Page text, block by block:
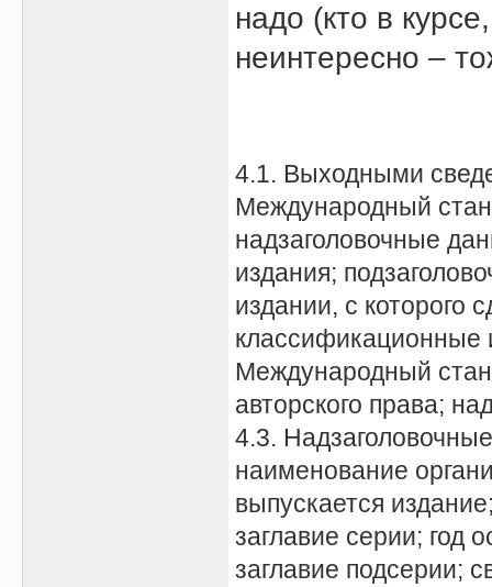
надо (кто в
неинтересно –
4.1. Выходными
Международный
надзаголовочные
издания;
издании, с которого
классификационные
Международный
авторского права;
4.3.
наименование
выпускается
заглавие серии; год
заглавие подсерии;